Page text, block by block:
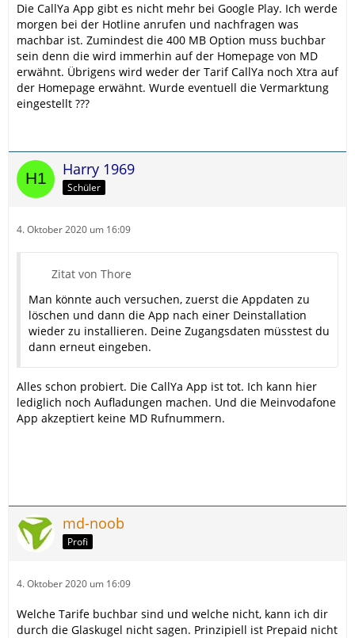
Die CallYa App gibt es nicht mehr bei Google Play. Ich werde
morgen bei der Hotline anrufen und nachfragen was
machbar ist. Zumindest die 400 MB Option muss buchbar
sein denn die wird immerhin auf der Homepage von MD
erwähnt. Übrigens wird weder der Tarif CallYa noch Xtra auf
der Homepage erwähnt. Wurde eventuell die Vermarktung
eingestellt ???
Harry 1969
Schüler
4. Oktober 2020 um 16:09
Zitat von Thore
Man könnte auch versuchen, zuerst die Appdaten zu
löschen und dann die App nach einer Deinstallation
wieder zu installieren. Deine Zugangsdaten müsstest du
dann erneut eingeben.
Alles schon probiert. Die CallYa App ist tot. Ich kann hier
lediglich noch Aufladungen machen. Und die Meinvodafone
App akzeptiert keine MD Rufnummern.
md-noob
Profi
4. Oktober 2020 um 16:09
Welche Tarife buchbar sind und welche nicht, kann ich dir
durch die Glaskugel nicht sagen. Prinzipiell ist Prepaid nicht